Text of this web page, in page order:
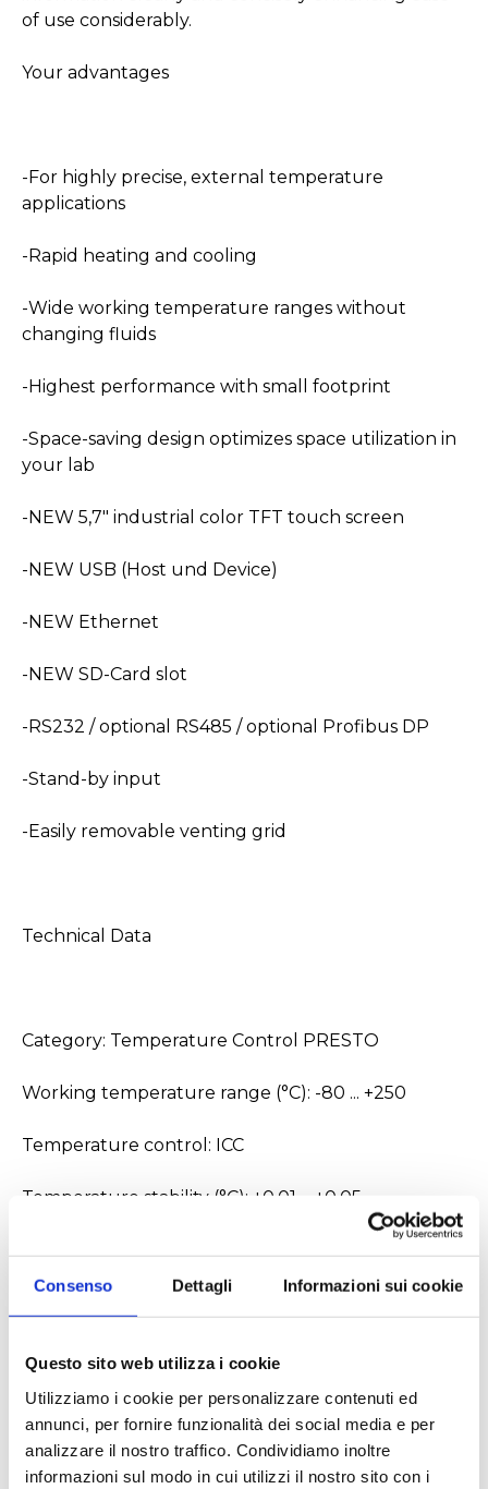
Consenso Dettagli Informazioni sui cookie
Questo sito web utilizza i cookie
Utilizziamo i cookie per personalizzare contenuti ed
annunci, per fornire funzionalità dei social media e per
analizzare il nostro traffico. Condividiamo inoltre
informazioni sul modo in cui utilizzi il nostro sito con i
of use considerably.
Your advantages
-For highly precise, external temperature
applications
-Rapid heating and cooling
-Wide working temperature ranges without
changing fluids
-Highest performance with small footprint
-Space-saving design optimizes space utilization in
your lab
-NEW 5,7" industrial color TFT touch screen
-NEW USB (Host und Device)
-NEW Ethernet
-NEW SD-Card slot
-RS232 / optional RS485 / optional Profibus DP
-Stand-by input
-Easily removable venting grid
Technical Data
Category: Temperature Control PRESTO
Working temperature range (°C): -80 ... +250
Temperature control: ICC
Temperature stability (°C): ±0.01 ... ±0.05
Integrated programmer: 8x60 steps
Temperature Display: TFT Touchscreen
Heating capacity (kW): 3.4
Cooling capacity (Medium Ethanol)